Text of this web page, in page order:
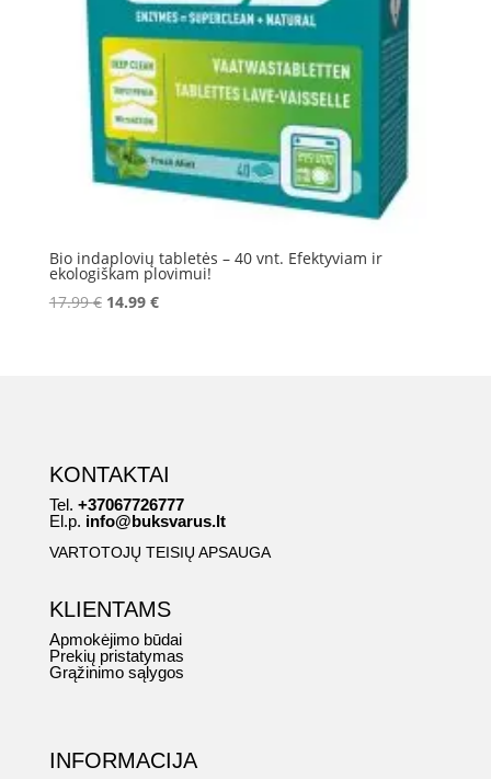
Bio indaplovių tabletės – 40 vnt. Efektyviam ir
ekologiškam plovimui!
17.99€ Original
14.99 €Current
KONTAKTAI
Tel. +37067726777
El.p. info@buksvarus.lt
VARTOTOJŲ TEISIŲ APSAUGA
KLIENTAMS
Apmokėjimo būdai
Prekių pristatymas
Grąžinimo sąlygos
INFORMACIJA